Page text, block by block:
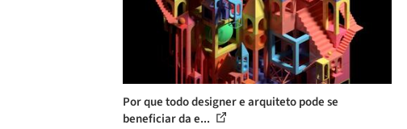
Por que todo designer e arquiteto pode se
beneficiar da e...